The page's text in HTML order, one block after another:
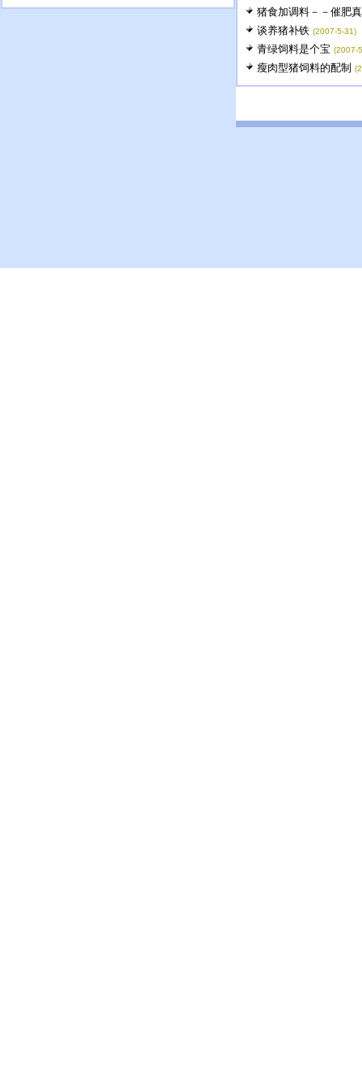
猪食加调料－－催肥
谈养猪补铁 (2007-5-31)
青绿饲料是个宝 (2007-
瘦肉型猪饲料的配制